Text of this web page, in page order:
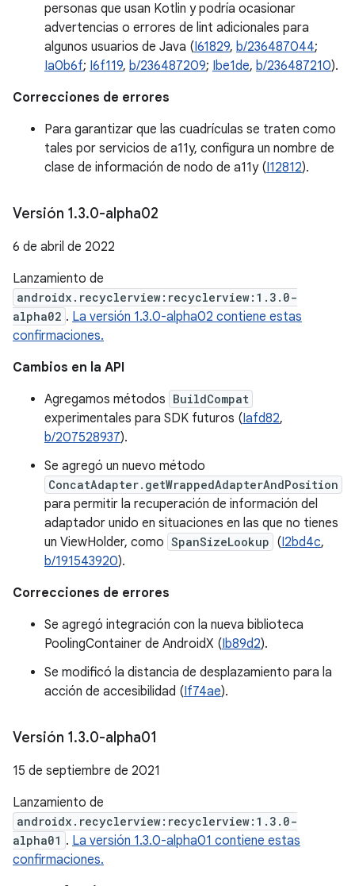
personas que usan Kotlin y podría ocasionar
advertencias o errores de lint adicionales para
algunos usuarios de Java (I61829, b/236487044;
Ia0b6f; I6f119, b/236487209; Ibe1de, b/236487210).
Correcciones de errores
Para garantizar que las cuadrículas se traten como
tales por servicios de a11y, configura un nombre de
clase de información de nodo de a11y (I12812).
Versión 1.3.0-alpha02
6 de abril de 2022
Lanzamiento de
androidx.recyclerview:recyclerview:1.3.0-
alpha02 . La versión 1.3.0-alpha02 contiene estas
confirmaciones.
Cambios en la API
Agregamos métodos BuildCompat
experimentales para SDK futuros (Iafd82,
b/207528937).
Se agregó un nuevo método
ConcatAdapter.getWrappedAdapterAndPosition
para permitir la recuperación de información del
adaptador unido en situaciones en las que no tienes
un ViewHolder, como SpanSizeLookup (I2bd4c,
b/191543920).
Correcciones de errores
Se agregó integración con la nueva biblioteca
PoolingContainer de AndroidX (Ib89d2).
Se modificó la distancia de desplazamiento para la
acción de accesibilidad (If74ae).
Versión 1.3.0-alpha01
15 de septiembre de 2021
Lanzamiento de
androidx.recyclerview:recyclerview:1.3.0-
alpha01 . La versión 1.3.0-alpha01 contiene estas
confirmaciones.